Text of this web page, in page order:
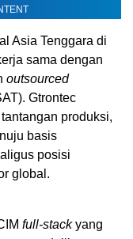
Asia Tenggara di
sama dengan
outsourced
Gtrontec
produksi,
basis
posisi
global.
full-stackyang